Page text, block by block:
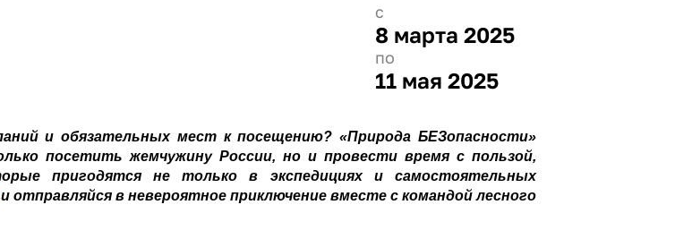
с
8 марта 2025
по
11 мая 2025
и обязательных мест к посещению? «Природа БЕЗопасности»
посетить жемчужину России, но и провести время с пользой,
пригодятся не только в экспедициях и самостоятельных
отправляйся в невероятное приключение вместе с командой лесного